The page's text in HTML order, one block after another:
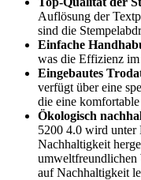
Auflösung der
sind die
Einfache
was die Effizienz
Eingebautes
verfügt über eine
die eine
Ökologisch
5200 4.0 wird unter
Nachhaltigkeit
umweltfreundlichen
auf Nachhaltigkeit